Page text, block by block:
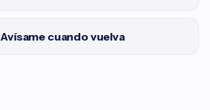
Avísame cuando vuelva